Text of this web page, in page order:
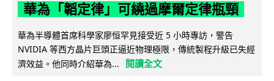
華為「韜定律」可繞過摩爾定律瓶頸
華為半導體首席科學家廖恒罕見接受近 5 小時專訪，警告
NVIDIA 等西方晶片巨頭正逼近物理極限，傳統製程升級已失經
濟效益。他同時介紹華為...
閱讀全文